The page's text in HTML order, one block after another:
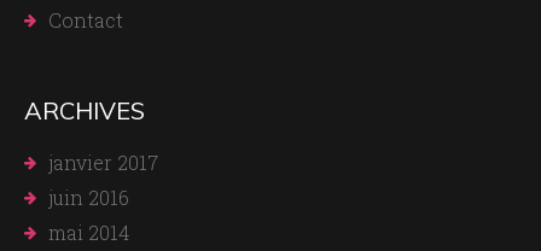
Contact
ARCHIVES
janvier 2017
juin 2016
mai 2014